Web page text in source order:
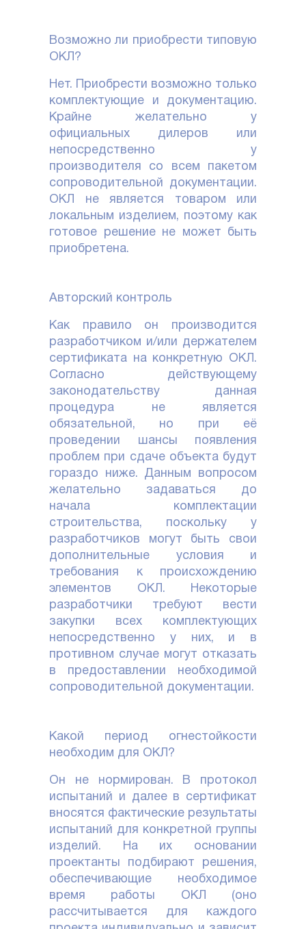
Возможно ли приобрести типовую
ОКЛ?
Нет. Приобрести возможно только
комплектующие и документацию.
Крайне желательно у
официальных дилеров или
непосредственно у
производителя со всем пакетом
сопроводительной документации.
ОКЛ не является товаром или
локальным изделием, поэтому как
готовое решение не может быть
приобретена.
Авторский контроль
Как правило он производится
разработчиком и/или держателем
сертификата на конкретную ОКЛ.
Согласно действующему
законодательству данная
процедура не является
обязательной, но при её
проведении шансы появления
проблем при сдаче объекта будут
гораздо ниже. Данным вопросом
желательно задаваться до
начала комплектации
строительства, поскольку у
разработчиков могут быть свои
дополнительные условия и
требования к происхождению
элементов ОКЛ. Некоторые
разработчики требуют вести
закупки всех комплектующих
непосредственно у них, и в
противном случае могут отказать
в предоставлении необходимой
сопроводительной документации.
Какой период огнестойкости
необходим для ОКЛ?
Он не нормирован. В протокол
испытаний и далее в сертификат
вносятся фактические результаты
испытаний для конкретной группы
изделий. На их основании
проектанты подбирают решения,
обеспечивающие необходимое
время работы ОКЛ (оно
рассчитывается для каждого